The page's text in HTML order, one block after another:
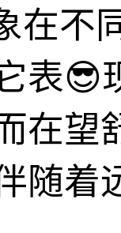
在不
表
在望
随着